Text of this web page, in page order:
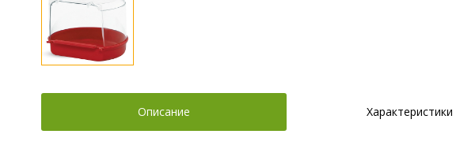
Описание Характеристики